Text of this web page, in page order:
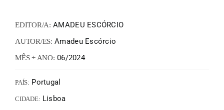
EDITOR/A: AMADEU ESCÓRCIO
AUTOR/ES: Amadeu Escórcio
MÊS + ANO: 06/2024
PAÍS: Portugal
CIDADE: Lisboa